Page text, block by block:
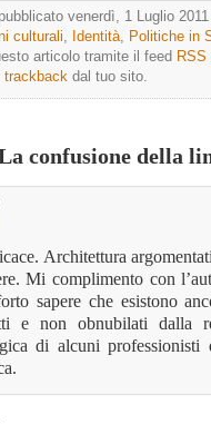
venerdì, 1 Luglio
culturali Identità
Politiche in
articolo tramite il feed RSS
trackback dal tuo sito.
confusione della
Architettura
Mi complimento con
sapere che esistono
e non obnubilati dalla
di alcuni professionisti